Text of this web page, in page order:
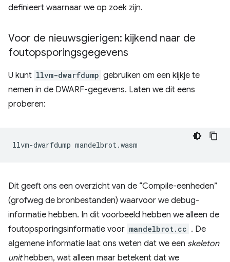
definieert waarnaar we op zoek zijn.
Voor de nieuwsgierigen: kijkend naar de
foutopsporingsgegevens
U kunt llvm-dwarfdump gebruiken om een ​​kijkje te
nemen in de DWARF-gegevens. Laten we dit eens
proberen:
llvm-dwarfdump
Dit geeft ons een overzicht van de “Compile-eenheden”
(grofweg de bronbestanden) waarvoor we debug-
informatie hebben. In dit voorbeeld hebben we alleen de
foutopsporingsinformatie voor mandelbrot.cc . De
algemene informatie laat ons weten dat we een skeleton
unithebben, wat alleen maar betekent dat we